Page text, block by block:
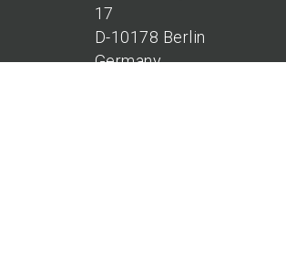
17
D-10178 Berlin
Germany